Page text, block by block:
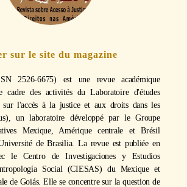
sur le site du magazine
2526-6675) est une revue académique
cadre des activités du Laboratoire d'études
sur l'accès à la justice et aux droits dans les
un laboratoire développé par le Groupe
Mexique, Amérique centrale et Brésil
de Brasilia. La revue est publiée en
le Centro de Investigaciones y Estudios
Social (CIESAS) du Mexique et
de Goiás. Elle se concentre sur la question de